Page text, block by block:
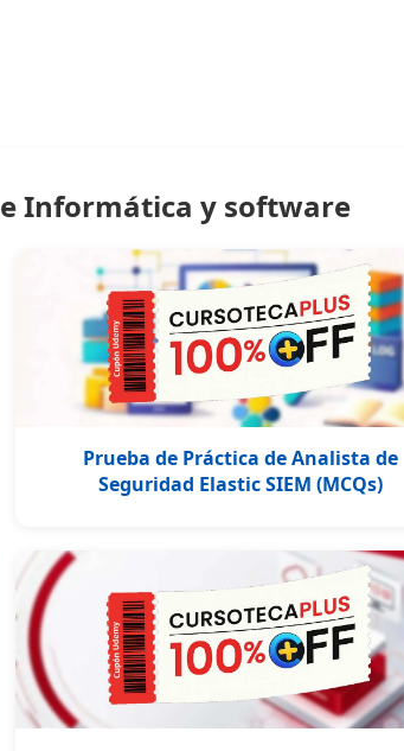
Informática y software
Prueba de Práctica de Analista de
Seguridad Elastic SIEM (MCQs)